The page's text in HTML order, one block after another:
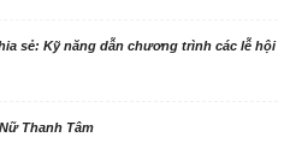
sẻ: Kỹ năng dẫn chương trình các lễ hội
Thanh Tâm